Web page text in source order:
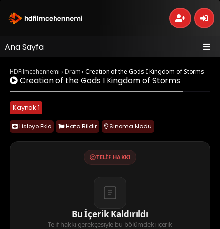
Ana Sayfa
HDFilmcehennemi › Dram › Creation of the Gods I Kingdom of Storms
Creation of the Gods I Kingdom of Storms
Kaynak 1
Listeye Ekle Hata Bildir Sinema Modu
TELIF HAKKI
Bu İçerik Kaldırıldı
Telif hakkı gerekçesiyle bu bölümdeki içerik